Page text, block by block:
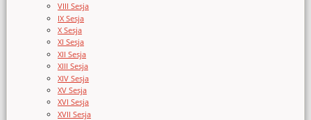
VIII Sesja
IX Sesja
X Sesja
XI Sesja
XII Sesja
XIII Sesja
XIV Sesja
XV Sesja
XVI Sesja
XVII Sesja